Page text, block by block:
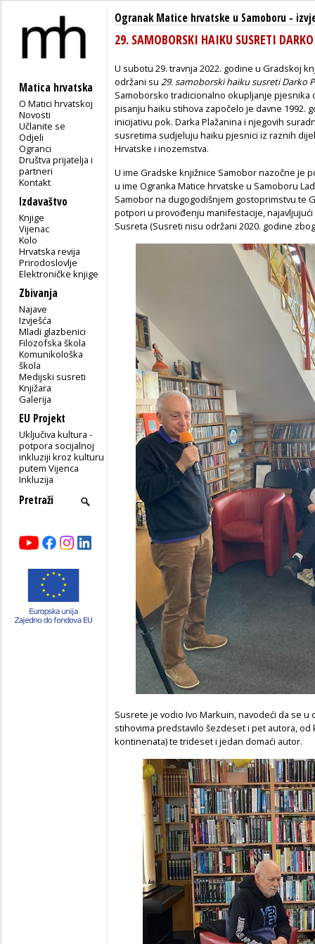
Matica hrvatska
O Matici hrvatskoj
Novosti
Učlanite se
Odjeli
Ogranci
Društva prijatelja i
partneri
Kontakt
Izdavaštvo
Knjige
Vijenac
Kolo
Hrvatska revija
Prirodoslovlje
Elektroničke knjige
Zbivanja
Najave
Izvješća
Mladi glazbenici
Filozofska škola
Komunikološka
škola
Medijski susreti
Knjižara
Galerija
EU Projekt
Uključiva kultura -
potpora socijalnoj
inkluziji kroz kulturu
putem Vijenca
Inkluzija
Ogranak Matice hrvatske u Samoboru -
29. SAMOBORSKI HAIKU SUSRETI
U subotu 29. travnja 2022. godine u Gradskoj
održani su 29. samoborski haiku susreti Darko
Samoborsko tradicionalno okupljanje pjesnika
pisanju haiku stihova započelo je davne 1992.
inicijativu pok. Darka Plažanina i njegovih
susretima sudjeluju haiku pjesnici iz raznih
Hrvatske i inozemstva.
U ime Gradske knjižnice Samobor nazočne je
u ime Ogranka Matice hrvatske u Samoboru
Samobor na dugogodišnjem gostoprimstvu te
potpori u provođenju manifestacije,
Susreta (Susreti nisu održani 2020. godine
Susrete je vodio Ivo Markuin, navodeći da se
stihovima predstavilo šezdeset i pet autora,
kontinenata) te trideset i jedan domaći autor.